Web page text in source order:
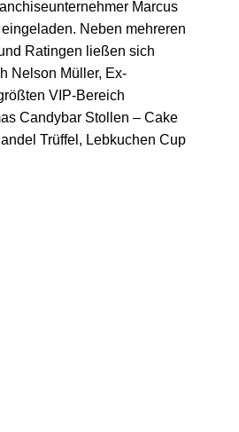
Marcus
Neben mehreren
Ratingen ließen sich
Nelson Müller, Ex-
VIP-Bereich
Candybar Stollen – Cake
Trüffel, Lebkuchen Cup